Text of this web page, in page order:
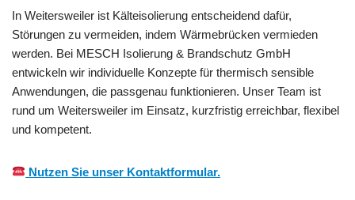
In Weitersweiler ist Kälteisolierung entscheidend dafür,
Störungen zu vermeiden, indem Wärmebrücken vermieden
werden. Bei MESCH Isolierung & Brandschutz GmbH
entwickeln wir individuelle Konzepte für thermisch sensible
Anwendungen, die passgenau funktionieren. Unser Team ist
rund um Weitersweiler im Einsatz, kurzfristig erreichbar, flexibel
und kompetent.
Nutzen Sie unser Kontaktformular.